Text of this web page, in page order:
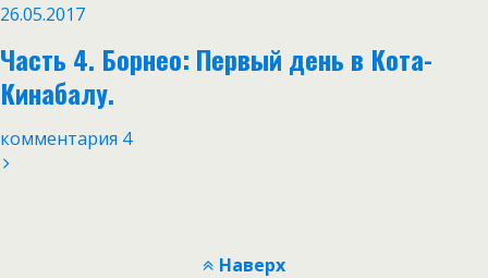
26.05.2017
Часть 4. Борнео: Первый день в Кота-
Кинабалу.
комментария 4
Наверх